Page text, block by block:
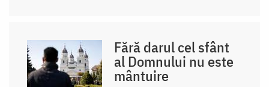
Fără darul cel sfânt
al Domnului nu este
mântuire